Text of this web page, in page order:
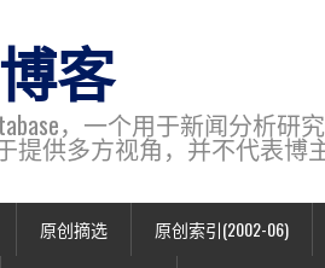
客
，一个用于新闻分
提供多方视角，并不代表博
原创摘选 原创索引(2002-06)